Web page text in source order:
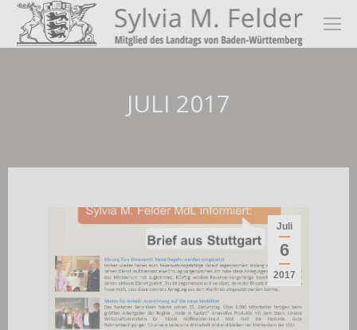
JULI 2017
Juli
6
2017